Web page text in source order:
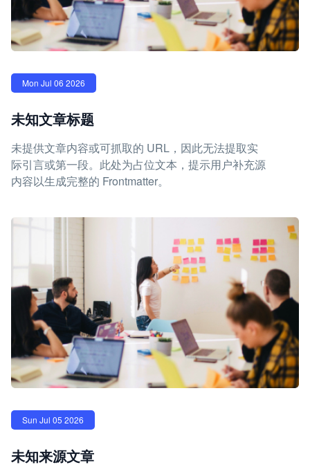
Mon Jul 06 2026
未知文章标题
未提供文章内容或可抓取的 URL，因此无法提取实
际引言或第一段。此处为占位文本，提示用户补充源
内容以生成完整的 Frontmatter。
Sun Jul 05 2026
未知来源文章